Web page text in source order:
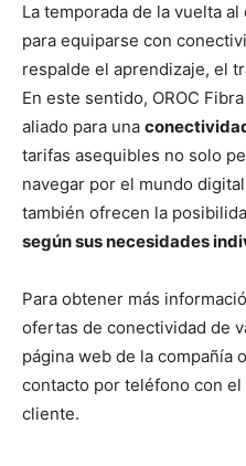
La temporada de la vuelta
para equiparse con
respalde el aprendizaje, el
En este sentido, OROC
aliado para una
tarifas asequibles no solo
navegar por el mundo
también ofrecen la
según sus necesidades
Para obtener más
ofertas de conectividad de
página web de la compañía
contacto por teléfono con
cliente.